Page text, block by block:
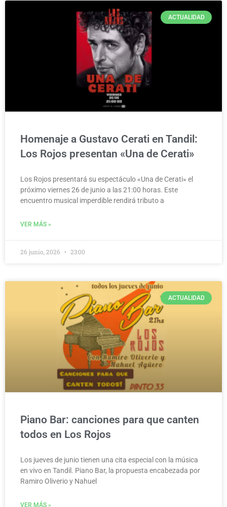
ACTUALIDAD
Homenaje a Gustavo Cerati en Tandil:
Los Rojos presentan «Una de Cerati»
Los Rojos presentará su espectáculo «Una de Cerati» el
próximo viernes 26 de junio a las 21:00 horas. Este
encuentro musical imperdible rendirá tributo a
VER MÁS »
26 junio, 2026 23:00
ACTUALIDAD
Piano Bar: canciones para que canten
todos en Los Rojos
Los jueves de junio tienen una cita especial con la música
en vivo en Tandil. Piano Bar, la propuesta encabezada por
Ramiro Oliverio y Nahuel
VER MÁS »